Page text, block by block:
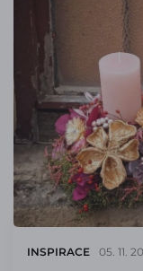
INSPIRACE 05. 11.